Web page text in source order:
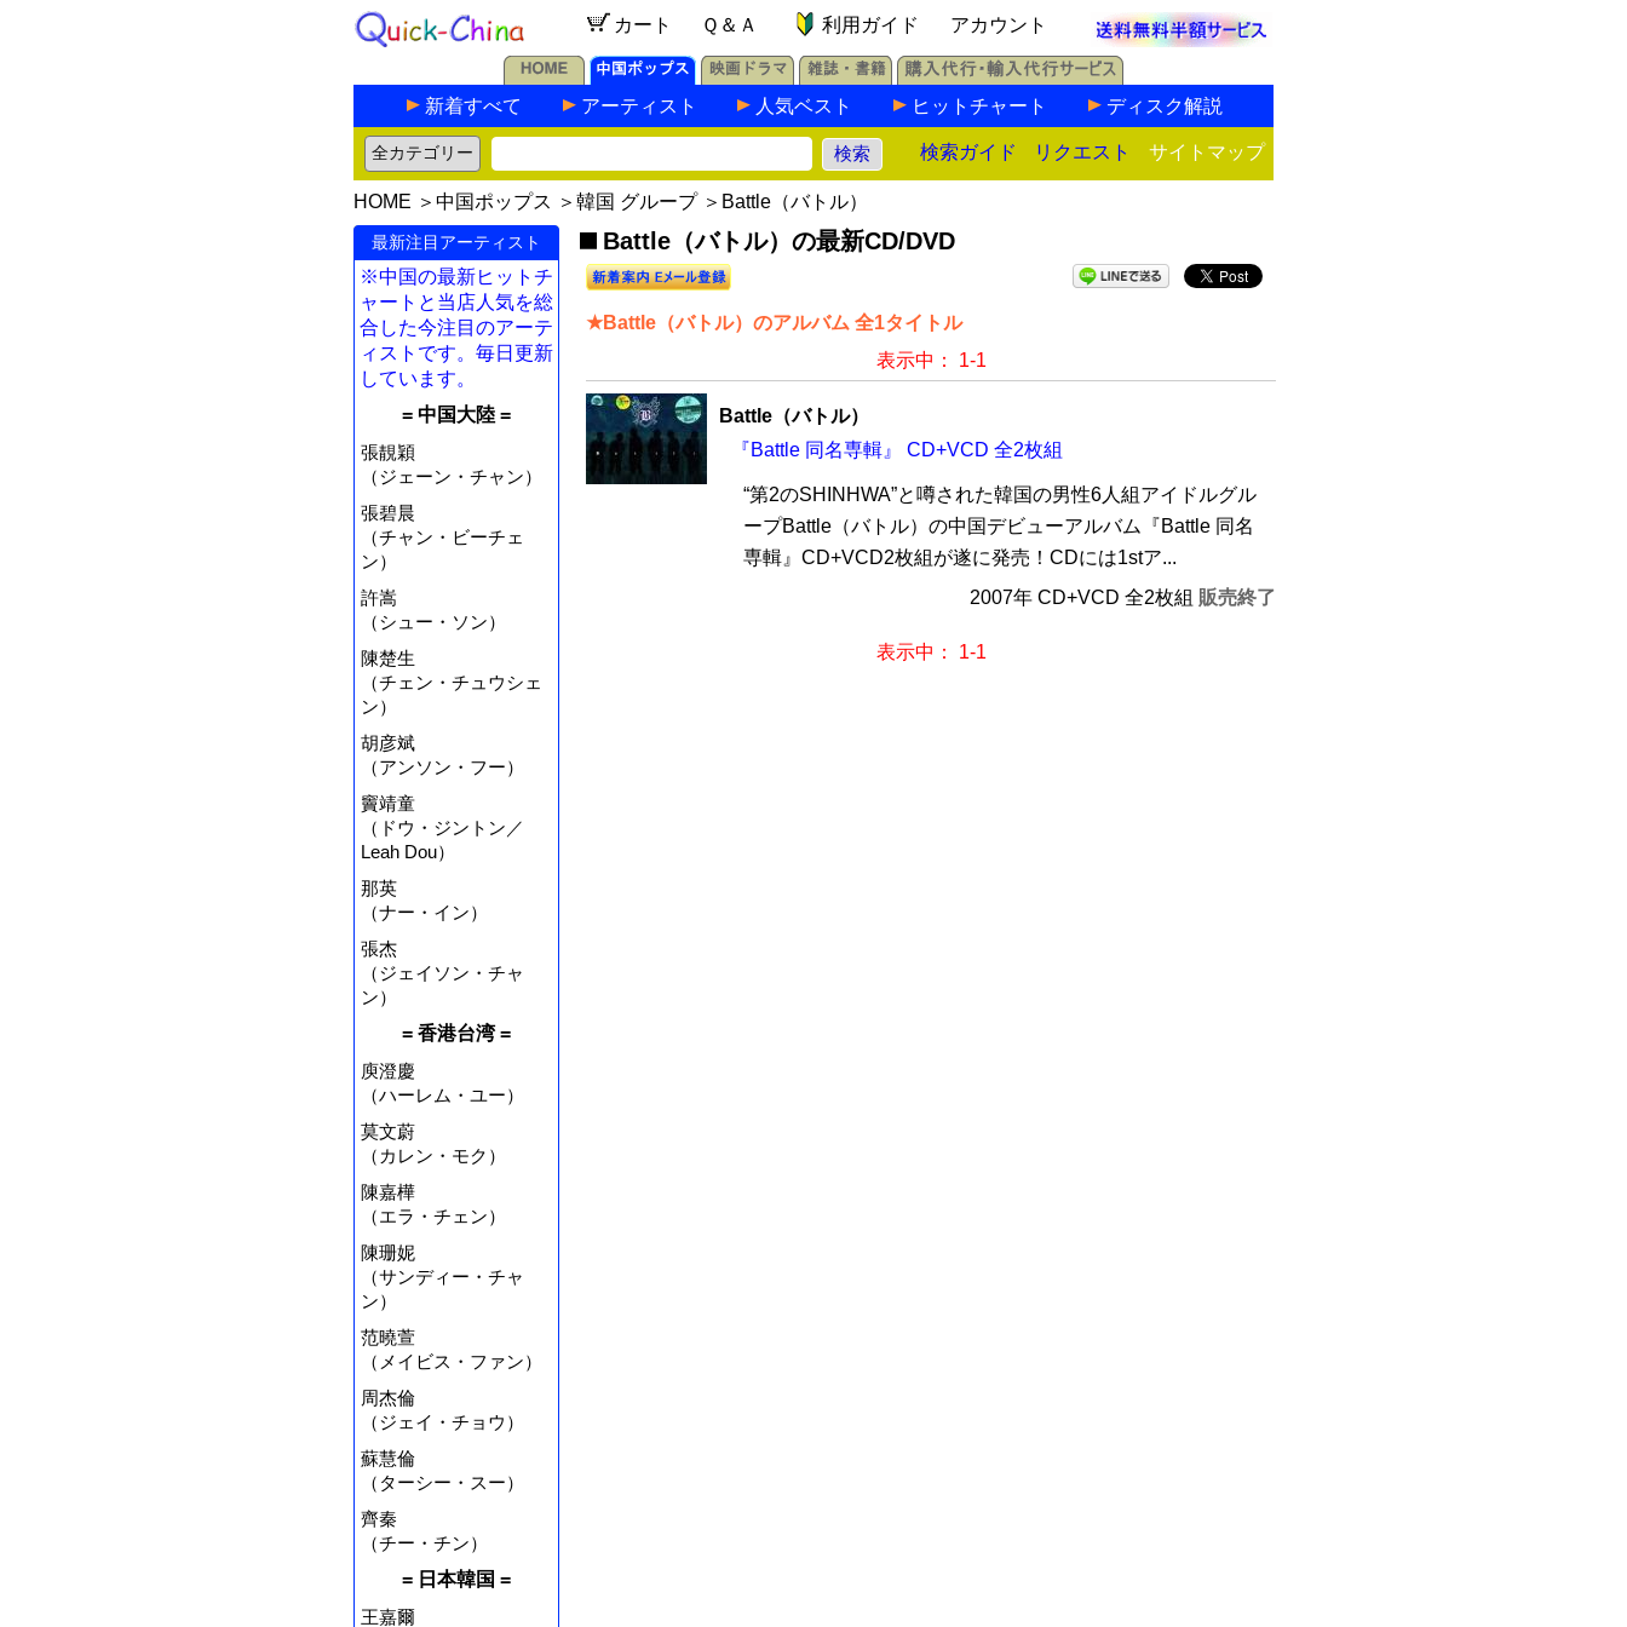
カート Ｑ＆Ａ 利用ガイド アカウント
新着すべて アーティスト 人気ベスト ヒットチャート ディスク解説
検索ガイド リクエスト サイトマップ
HOME ＞ 中国ポップス ＞ 韓国 グループ＞Battle（バトル）
最新注目アーティスト
※中国の最新ヒットチ
ャートと当店人気を総
合した今注目のアーテ
ィストです。毎日更新
しています。
= 中国大陸 =
張靚穎
（ジェーン・チャン）
張碧晨
（チャン・ビーチェ
ン）
許嵩
（シュー・ソン）
陳楚生
（チェン・チュウシェ
ン）
胡彦斌
（アンソン・フー）
竇靖童
（ドウ・ジントン／
Leah Dou）
那英
（ナー・イン）
張杰
（ジェイソン・チャ
ン）
= 香港台湾 =
庾澄慶
（ハーレム・ユー）
莫文蔚
（カレン・モク）
陳嘉樺
（エラ・チェン）
陳珊妮
（サンディー・チャ
ン）
范曉萱
（メイビス・ファン）
周杰倫
（ジェイ・チョウ）
蘇慧倫
（ターシー・スー）
齊秦
（チー・チン）
= 日本韓国 =
王嘉爾
Battle（バトル）の最新CD/DVD
★Battle（バトル）のアルバム 全1タイトル
表示中： 1-1
Battle（バトル）
『Battle 同名専輯』 CD+VCD 全2枚組
“第2のSHINHWA”と噂された韓国の男性6人組アイドルグル
ープBattle（バトル）の中国デビューアルバム『Battle 同名
専輯』CD+VCD2枚組が遂に発売！CDには1stア...
2007年 CD+VCD 全2枚組 販売終了
表示中： 1-1